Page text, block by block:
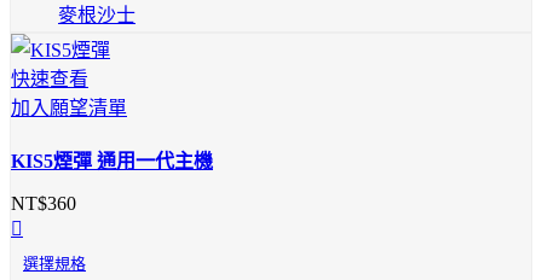
麥根沙士
快速查看
加入願望清單
KIS5煙彈 通用一代主機
NT$360
選擇規格